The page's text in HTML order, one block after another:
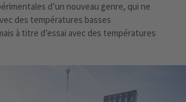
d’un nouveau genre, qui ne
des températures basses
à titre d’essai avec des températures